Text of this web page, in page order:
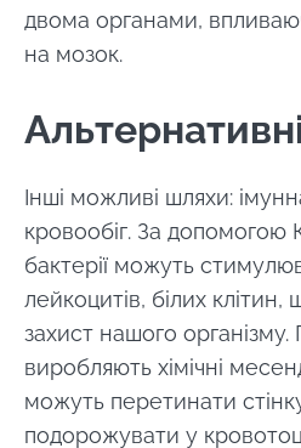
двома органами,
на мозок.
Інші можливі шляхи:
кровообіг. За
бактерії можуть
лейкоцитів, білих клітин,
захист нашого організму.
виробляють хімічні
можуть перетинати
подорожувати у